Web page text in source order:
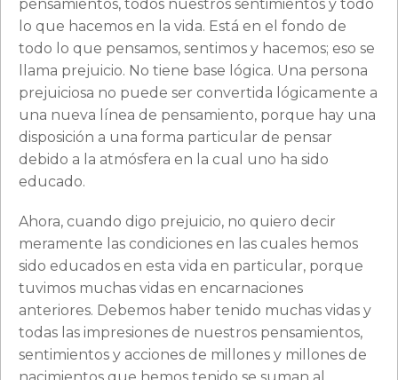
pensamientos, todos nuestros sentimientos y todo
lo que hacemos en la vida. Está en el fondo de
todo lo que pensamos, sentimos y hacemos; eso se
llama prejuicio. No tiene base lógica. Una persona
prejuiciosa no puede ser convertida lógicamente a
una nueva línea de pensamiento, porque hay una
disposición a una forma particular de pensar
debido a la atmósfera en la cual uno ha sido
educado.
Ahora, cuando digo prejuicio, no quiero decir
meramente las condiciones en las cuales hemos
sido educados en esta vida en particular, porque
tuvimos muchas vidas en encarnaciones
anteriores. Debemos haber tenido muchas vidas y
todas las impresiones de nuestros pensamientos,
sentimientos y acciones de millones y millones de
nacimientos que hemos tenido se suman al